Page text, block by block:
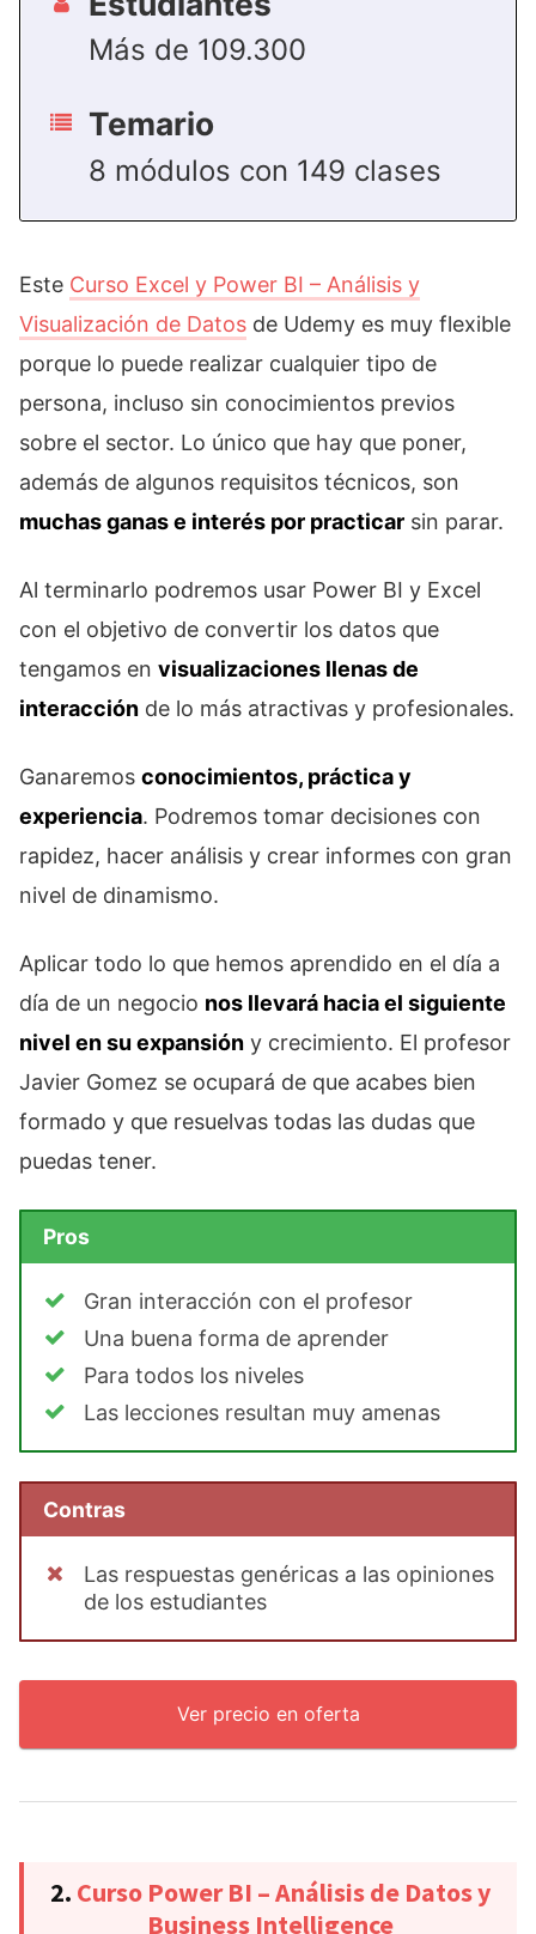
Más de 109.300
Temario
8 módulos con 149 clases
Este Curso Excel y Power BI – Análisis y
Visualización de Datos de Udemy es muy flexible
porque lo puede realizar cualquier tipo de
persona, incluso sin conocimientos previos
sobre el sector. Lo único que hay que poner,
además de algunos requisitos técnicos, son
muchas ganas e interés por practicar sin parar.
Al terminarlo podremos usar Power BI y Excel
con el objetivo de convertir los datos que
tengamos en visualizaciones llenas de
interacción de lo más atractivas y profesionales.
Ganaremos conocimientos, práctica y
experiencia. Podremos tomar decisiones con
rapidez, hacer análisis y crear informes con gran
nivel de dinamismo.
Aplicar todo lo que hemos aprendido en el día a
día de un negocio nos llevará hacia el siguiente
nivel en su expansión y crecimiento. El profesor
Javier Gomez se ocupará de que acabes bien
formado y que resuelvas todas las dudas que
puedas tener.
Pros
Gran interacción con el profesor
Una buena forma de aprender
Para todos los niveles
Las lecciones resultan muy amenas
Contras
Las respuestas genéricas a las opiniones
de los estudiantes
Ver precio en oferta
2. Curso Power BI – Análisis de Datos y
Business Intelligence